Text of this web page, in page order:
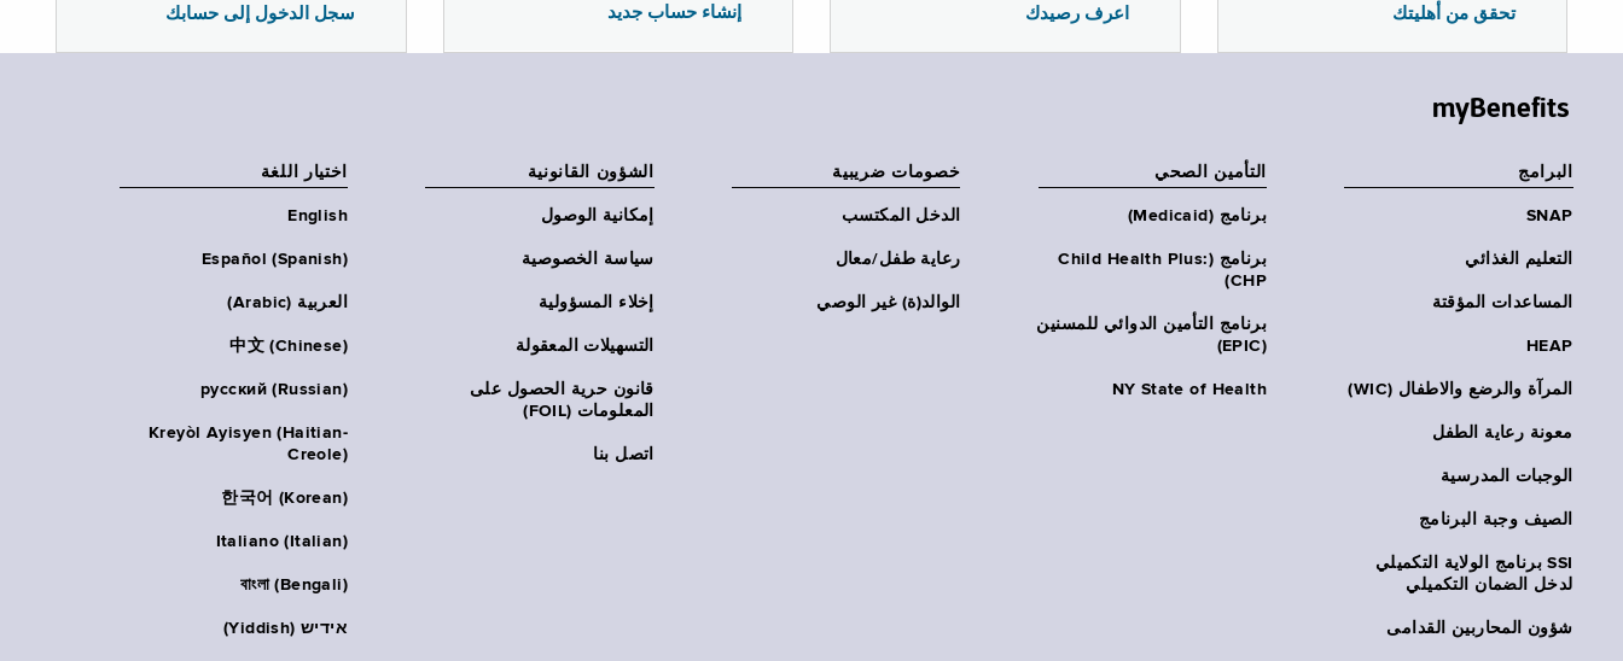
سجل الدخول إلى حسابك إنشاء حساب جديد اعرف رصيدك تحقق من أهليتك
myBenefits
البرامج
SNAP
التعليم الغذائي
المساعدات المؤقتة
HEAP
المرآة والرضع والاطفال (WIC)
معونة رعاية الطفل
الوجبات المدرسية
الصيف وجبة البرنامج
SSI برنامج الولاية التكميلي
لدخل الضمان التكميلي
شؤون المحاربين القدامى
التأمين الصحي
برنامج (Medicaid)
برنامج (Child Health Plus:
CHP)
برنامج التأمين الدوائي للمسنين
(EPIC)
NY State of Health
خصومات ضريبية
الدخل المكتسب
رعاية طفل/معال
الوالد(ة) غير الوصي
الشؤون القانونية
إمكانية الوصول
سياسة الخصوصية
إخلاء المسؤولية
التسهيلات المعقولة
قانون حرية الحصول على
المعلومات (FOIL)
اتصل بنا
اختيار اللغة
English
Español (Spanish)
العربية (Arabic)
中文 (Chinese)
русский (Russian)
Kreyòl Ayisyen (Haitian-
Creole)
한국어 (Korean)
Italiano (Italian)
বাংলা (Bengali)
אידיש (Yiddish)